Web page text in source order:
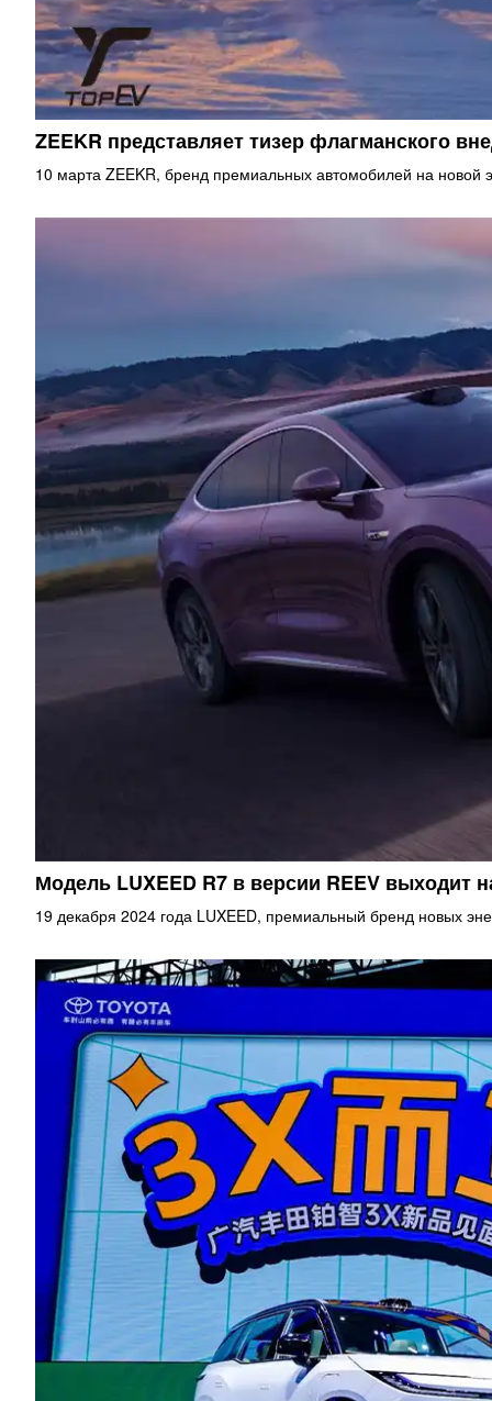
ZEEKR представляет тизер флагманского
10 марта ZEEKR, бренд премиальных автомобилей на новой
Модель LUXEED R7 в версии REEV выходит
19 декабря 2024 года LUXEED, премиальный бренд новых